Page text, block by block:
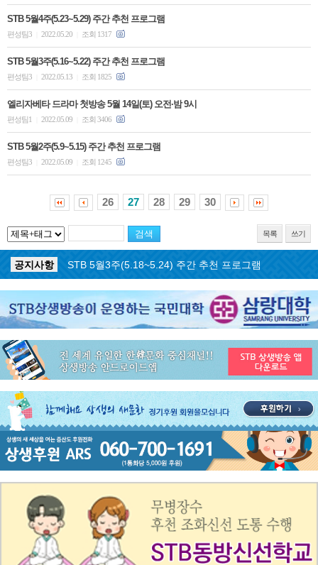
STB 5월4주(5.23~5.29) 주간 추천 프로그램
편성팀3 2022.05.20 조회 1317
STB 5월3주(5.16~5.22) 주간 추천 프로그램
편성팀3 2022.05.13 조회 1825
엘리자베타 드라마 첫방송 5월 14일(토) 오전∙밤 9시
편성팀1 2022.05.09 조회 3406
STB 5월2주(5.9~5.15) 주간 추천 프로그램
편성팀3 2022.05.09 조회 1245
26 27 28 29 30
목록 쓰기
공지사항
공지사항
STB 5월4주(5.25~5.31) 주간 추천 프로그램
공지사항
공지사항
STB 4월마지막주(4.27~5.3) 주간 추천 프로그램
공지사항
STB 4월2주(4.6~4.12) 주간 추천 프로그램
공지사항
STB 4월1주(3.30~4.5) 주간 추천 프로그램
공지사항
STB 3월4주(3.23~3.29) 주간 추천 프로그램